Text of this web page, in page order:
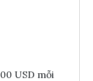
USD mỗi